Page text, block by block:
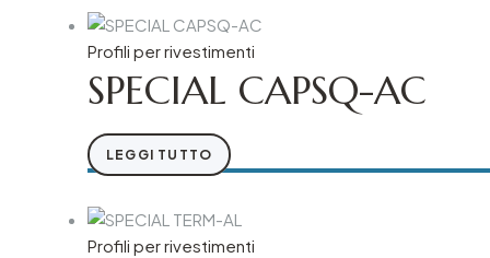
Profili per rivestimenti
SPECIAL CAPSQ-AC
LEGGI TUTTO
Profili per rivestimenti